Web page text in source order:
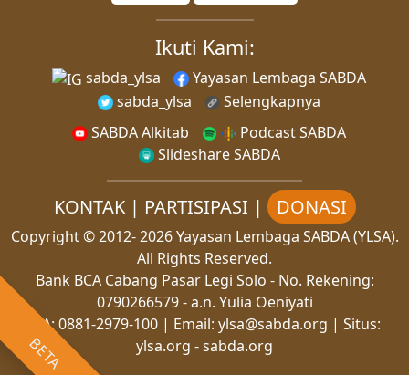
BETA
Ikuti Kami:
sabda_ylsa
Yayasan Lembaga SABDA
sabda_ylsa
Selengkapnya
SABDA Alkitab
Podcast SABDA
Slideshare SABDA
KONTAK| PARTISIPASI | DONASI
Copyright© 2012-2026Yayasan Lembaga SABDA (YLSA).
All Rights Reserved.
Bank BCA Cabang Pasar Legi Solo - No. Rekening:
0790266579 - a.n. Yulia Oeniyati
WA: 0881-2979-100| Email: ylsa@sabda.org | Situs:
ylsa.org -sabda.org